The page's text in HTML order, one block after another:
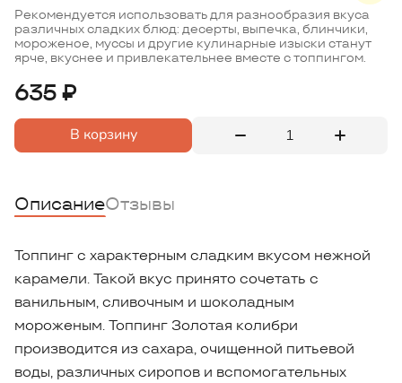
Рекомендуется использовать для разнообразия вкуса
различных сладких блюд: десерты, выпечка, блинчики,
мороженое, муссы и другие кулинарные изыски станут
ярче, вкуснее и привлекательнее вместе с топпингом.
635 ₽
В корзину
ОписаниеОтзывы
Топпинг с характерным сладким вкусом нежной
карамели. Такой вкус принято сочетать с
ванильным, сливочным и шоколадным
мороженым. Топпинг Золотая колибри
производится из сахара, очищенной питьевой
воды, различных сиропов и вспомогательных